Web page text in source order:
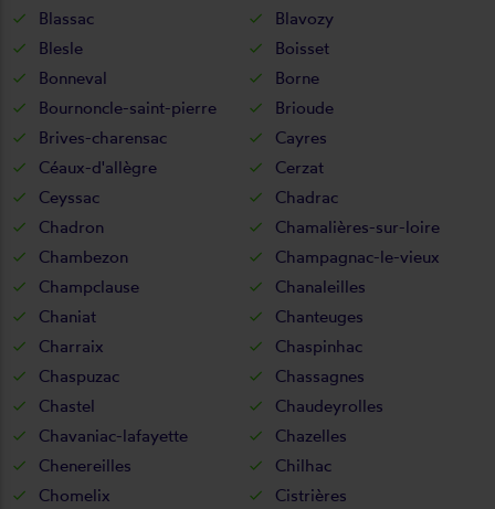
Blassac
Blavozy
Blesle
Boisset
Bonneval
Borne
Bournoncle-saint-pierre
Brioude
Brives-charensac
Cayres
Céaux-d'allègre
Cerzat
Ceyssac
Chadrac
Chadron
Chamalières-sur-loire
Chambezon
Champagnac-le-vieux
Champclause
Chanaleilles
Chaniat
Chanteuges
Charraix
Chaspinhac
Chaspuzac
Chassagnes
Chastel
Chaudeyrolles
Chavaniac-lafayette
Chazelles
Chenereilles
Chilhac
Chomelix
Cistrières